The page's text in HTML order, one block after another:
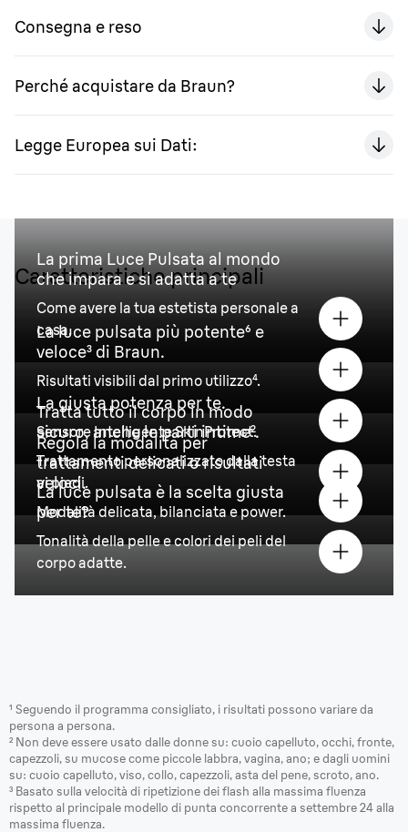
Consegna e reso
Perché acquistare da Braun?
Legge Europea sui Dati:
Caratteristiche principali
La prima Luce Pulsata al mondo
che impara e si adatta a te
Come avere la tua estetista personale a
casa.
La luce pulsata più potente⁶ e
veloce³ di Braun.
Risultati visibili dal primo utilizzo⁴.
La giusta potenza per te.
Sensore Intelligente SkinProtect.
Tratta tutto il corpo in modo
sicuro, anche le parti intime².
Trattamento personalizzato dalla testa
ai piedi.
Regola la modalità per
trattamenti delicati o risultati
veloci.
Modalità delicata, bilanciata e power.
La luce pulsata è la scelta giusta
per te?
Tonalità della pelle e colori dei pelidel
corpo adatte.
¹ Seguendo il programma consigliato, i risultati possono variare da
persona a persona.
² Non deve essere usato dalle donne su: cuoio capelluto, occhi, fronte,
capezzoli, su mucose come piccole labbra, vagina, ano; e dagli uomini
su: cuoio capelluto, viso, collo, capezzoli, asta del pene, scroto, ano.
³ Basato sulla velocità di ripetizione dei flash alla massima fluenza
rispetto al principale modello di punta concorrente a settembre 24 alla
massima fluenza.